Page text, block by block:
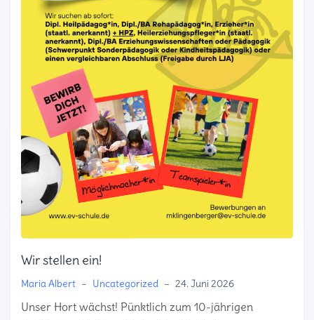
Wir stellen ein!
Maria Albert – Uncategorized – 24. Juni 2026
Unser Hort wächst! Pünktlich zum 10-jährigen